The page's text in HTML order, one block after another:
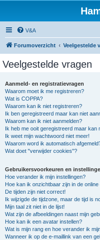
V&A
Forumoverzicht Veelgestelde
Veelgestelde vragen
Aanmeld- en registratievragen
Waarom moet ik me registreren?
Wat is COPPA?
Waarom kan ik niet registreren?
Ik ben geregistreerd maar kan niet
Waarom kan ik niet aanmelden?
Ik heb me ooit geregistreerd maar kan
Ik weet mijn wachtwoord niet meer!
Waarom word ik automatisch
Wat doet "verwijder cookies"?
Gebruikersvoorkeuren en
Hoe verander ik mijn instellingen?
Hoe kan ik onzichtbaar zijn in de
De tijden zijn niet correct!
Ik wijzigde de tijdzone, maar de tijd is
Mijn taal zit niet in de lijst!
Wat zijn de afbeeldingen naast mijn
Hoe kan ik een avatar instellen?
Wat is mijn rang en hoe verander ik
Wanneer ik op de e-maillink van een